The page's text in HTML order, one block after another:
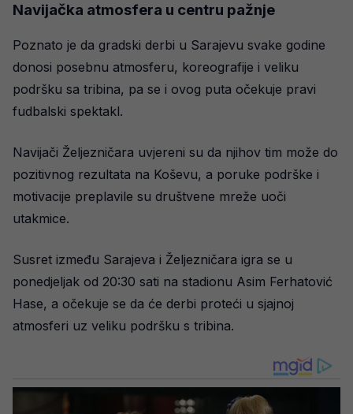
Navijačka atmosfera u centru pažnje
Poznato je da gradski derbi u Sarajevu svake godine
donosi posebnu atmosferu, koreografije i veliku
podršku sa tribina, pa se i ovog puta očekuje pravi
fudbalski spektakl.
Navijači Željezničara uvjereni su da njihov tim može do
pozitivnog rezultata na Koševu, a poruke podrške i
motivacije preplavile su društvene mreže uoči
utakmice.
Susret između Sarajeva i Željezničara igra se u
ponedjeljak od 20:30 sati na stadionu Asim Ferhatović
Hase, a očekuje se da će derbi proteći u sjajnoj
atmosferi uz veliku podršku s tribina.